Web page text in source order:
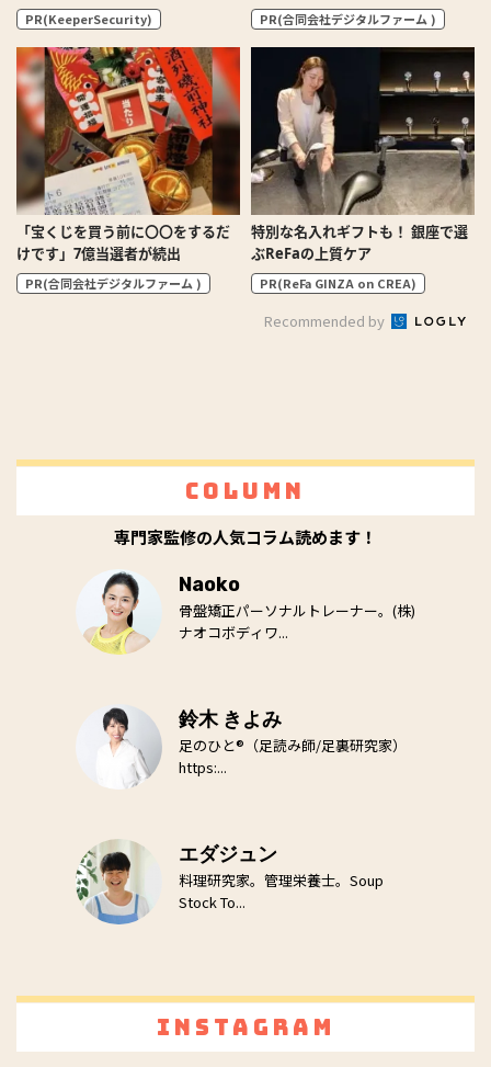
PR(KeeperSecurity) PR(合同会社デジタルファーム )
「宝くじを買う前に〇〇をするだ
けです」7億当選者が続出
PR(合同会社デジタルファーム )
特別な名入れギフトも！ 銀座で選
ぶReFaの上質ケア
PR(ReFa GINZA on CREA)
Recommended by
Column
専門家監修の人気コラム読めます！
Naoko
骨盤矯正パーソナルトレーナー。(株)
ナオコボディワ...
鈴木 きよみ
足のひと®（足読み師/足裏研究家）
https:...
エダジュン
料理研究家。管理栄養士。Soup
Stock To...
Instagram